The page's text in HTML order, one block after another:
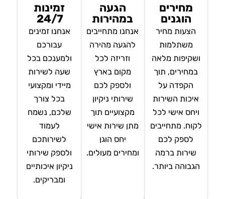
מחירים
הוגנים
הצעות מחיר
משתלמות
ושקיפות מלאה
במחירים, תוך
הקפדה על
איכות השירות
ויחס אישי לכל
לקוח. מתחייבים
לספק לכם
שירות ברמה
הגבוהה ביותר.
הגעה
במהירות
אנחנו מתחייבים
להגעה מהירה
וזריזה לכל
מקום בארץ
ולספק לכם
שירותי ניקיון
מקצועיים תוך
מתן שירות אישי
יחס הוגן
ומחירים מעולים.
זמינות
24/7
אנחנו זמינים
עבורכם
ולמענכם בכל
שעה לשירות
מיידי ומקצועי
בכל צורך
שלכם, נשמח
לעמוד
לשירותכם
ולספק שירותי
ניקיון איכותיים
ומבריקים.